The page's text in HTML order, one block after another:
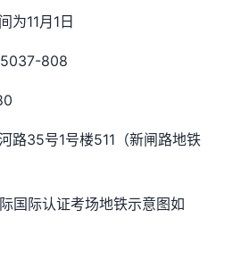
为11月1日
808
路35号1号楼511（新闸路地铁
国际认证考场地铁示意图如